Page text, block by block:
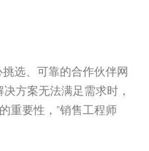
选、可靠的合作伙伴网
方案无法满足需求时，
重要性，”销售工程师